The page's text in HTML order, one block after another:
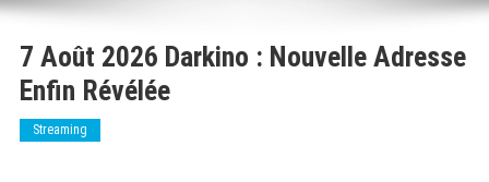
7 Août 2026 Darkino : Nouvelle Adresse
Enfin Révélée
Streaming